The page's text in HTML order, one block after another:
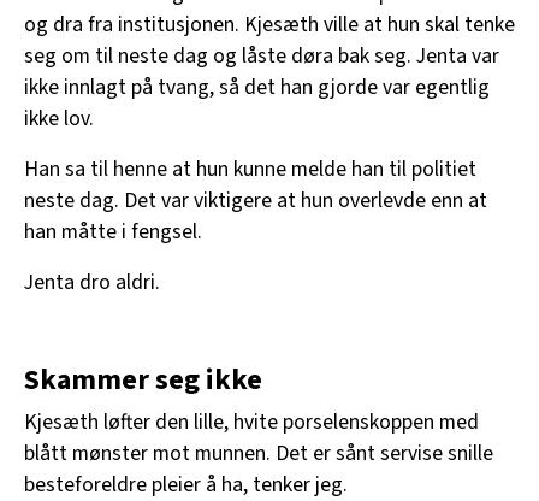
og dra fra institusjonen. Kjesæth ville at hun skal tenke
seg om til neste dag og låste døra bak seg. Jenta var
ikke innlagt på tvang, så det han gjorde var egentlig
ikke lov.
Han sa til henne at hun kunne melde han til politiet
neste dag. Det var viktigere at hun overlevde enn at
han måtte i fengsel.
Jenta dro aldri.
Skammer seg ikke
Kjesæth løfter den lille, hvite porselenskoppen med
blått mønster mot munnen. Det er sånt servise snille
besteforeldre pleier å ha, tenker jeg.